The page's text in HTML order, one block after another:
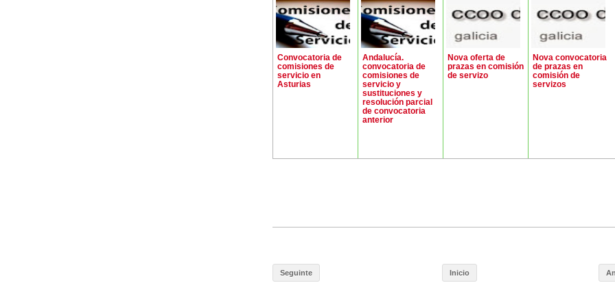
Convocatoria de
comisiones de
servicio en
Asturias
Andalucía.
convocatoria de
comisiones de
servicio y
sustituciones y
resolución parcial
de convocatoria
anterior
Nova oferta de
prazas en comisión
de servizo
Nova convocatoria
de prazas en
comisión de
servizos
Seguinte Inicio